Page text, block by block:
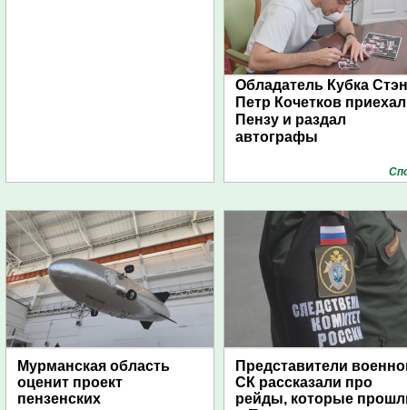
Обладатель Кубка
Петр Кочетков
Пензу и раздал
автографы
Мурманская область
оценит проект
пензенских
Представители
СК рассказали про
рейды, которые